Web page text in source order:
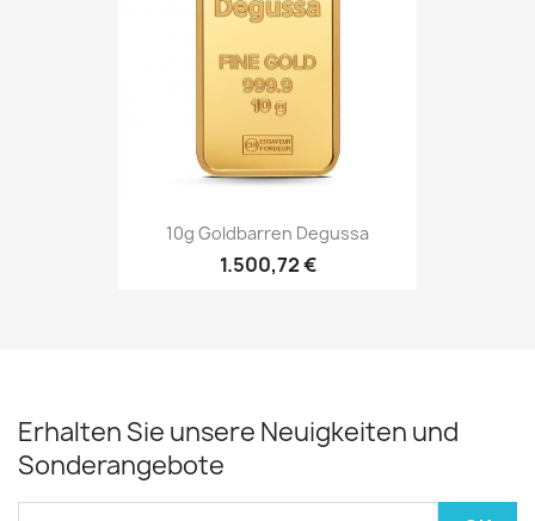
10g Goldbarren Degussa
1.500,72 €
Erhalten Sie unsere Neuigkeiten und
Sonderangebote